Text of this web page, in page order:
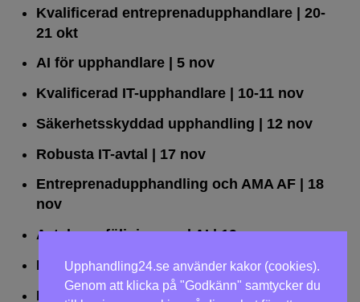
Kvalificerad entreprenad­upphandlare | 20-
21 okt
AI för upphandlare| 5 nov
Kvalificerad IT-upphandlare| 10-11 nov
Säkerhetsskyddad upphandling | 12 nov
Robusta IT-avtal | 17 nov
Entreprenadupphandling och AMA AF| 18
nov
Avtalsuppföljning med AI| 19 nov
Leda upphandlingar effektivt| 25 nov
Dialogförfaranden | 26 nov
Upphandling24.se använder kakor (cookies).
Genom att klicka på "Godkänn" samtycker du